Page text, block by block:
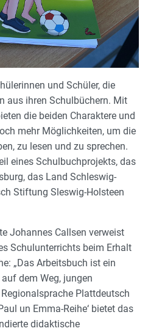
und Schüler, die
aus ihren Schulbüchern. Mit
die beiden Charaktere und
mehr Möglichkeiten, um die
zu lesen und zu sprechen.
eines Schulbuchprojekts, das
das Land Schleswig-
Stiftung Sleswig-Holsteen
Johannes Callsen verweist
Schulunterrichts beim Erhalt
„Das Arbeitsbuch ist ein
dem Weg, jungen
Plattdeutsch
un Emma-Reihe‘ bietet das
didaktische